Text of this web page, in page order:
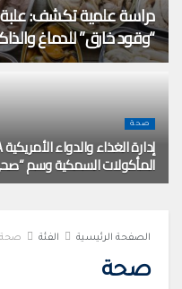
دراسة علمية تكشف:
“وقود خارق” للدماغ
صحة
المأكولات السمكية وسم
الصفحة الرئيسية الفئة صحة
صحة